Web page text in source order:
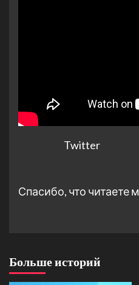
Twitter
Спасибо, что читаете
Больше историй